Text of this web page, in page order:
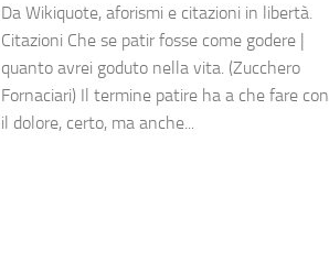
Da Wikiquote, aforismi e citazioni in libertà.
Citazioni Che se patir fosse come godere |
quanto avrei goduto nella vita. (Zucchero
Fornaciari) Il termine patire ha a che fare con
il dolore, certo, ma anche...